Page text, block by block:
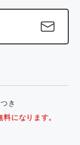
き
になります。